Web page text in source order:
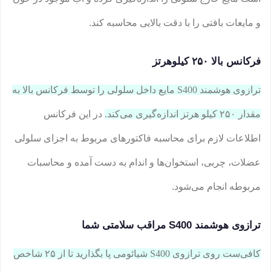
و مایعات بافتی را با دقت بالایی محاسبه کند.
فرکانس بالا ۲۵۰ کیلوهرتز
ترازوی هوشمند S400 مایع داخل سلولی را توسط فرکانس بالا به
مقدار ۲۵۰ کیلو هرتز اندازه‌گیری می‌کند. در این فرکانس
اطلاعات لازم برای محاسبه فاکتورهای مربوط به اجزای سلولی
عضلات، چربی، استخوان‌ها و اندام به دست آمده و محاسبات
مربوطه انجام می‌شود.
ترازوی هوشمند S400 مراقب سلامتی شما
کافی‌ست روی ترازوی S400 شیائومی پا بگذارید تا از ۲۵ شاخص